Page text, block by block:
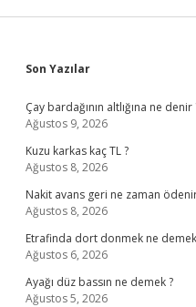
Sidebar
Son Yazılar
Çay bardağının altlığına ne denir
Ağustos 9, 2026
Kuzu karkas kaç TL ?
Ağustos 8, 2026
Nakit avans geri ne zaman
Ağustos 8, 2026
Etrafinda dort donmek ne
Ağustos 6, 2026
Ayağı düz bassın ne demek ?
Ağustos 5, 2026